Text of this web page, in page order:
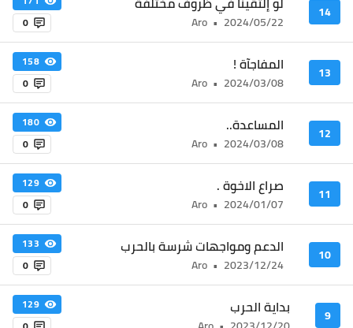
14
2024/05/22
•
Aro
0
13 المفاجآة !
2024/03/08
•
Aro
158
0
12 المساعدة..
2024/03/08
•
Aro
180
0
11 صراع الاخوة .
2024/01/07
•
Aro
129
0
10 الدعم ومواجهات شرسة بالحرب
2023/12/24
•
Aro
133
0
9 بداية الحرب
129